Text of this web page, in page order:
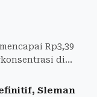
Rp3,39
di
Sleman